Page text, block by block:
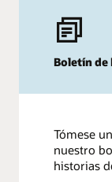
Boletín
Tómese
nuestro
historias